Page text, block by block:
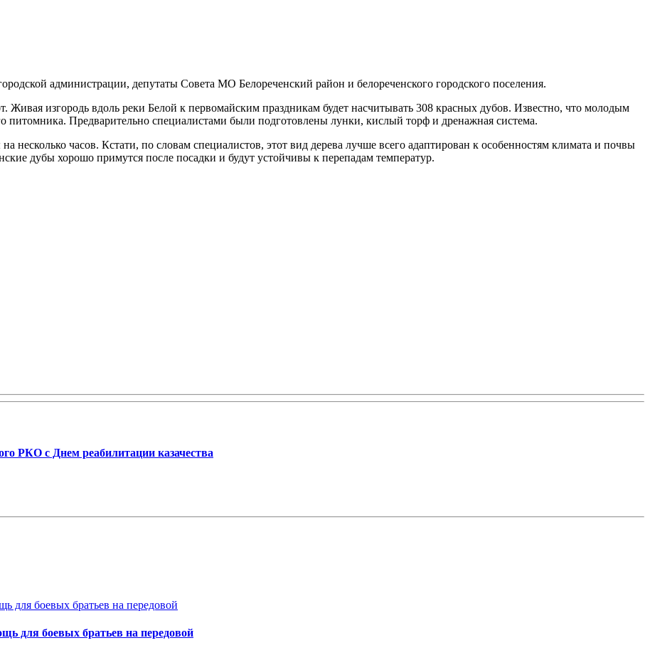
администрации, депутаты Совета МО Белореченский район и белореченского городского поселения.
Живая изгородь вдоль реки Белой к первомайским праздникам будет насчитывать 308 красных дубов. Известно, что молодым
питомника. Предварительно специалистами были подготовлены лунки, кислый торф и дренажная система.
несколько часов. Кстати, по словам специалистов, этот вид дерева лучше всего адаптирован к особенностям климата и почвы
дубы хорошо примутся после посадки и будут устойчивы к перепадам температур.
РКО с Днем реабилитации казачества
для боевых братьев на передовой